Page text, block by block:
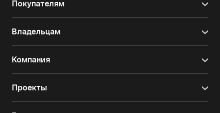
Покупателям
Владельцам
Компания
Проекты